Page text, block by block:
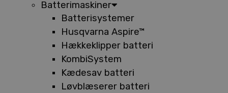
Batterimaskiner
Batterisystemer
Husqvarna Aspire™
Hækkeklipper batteri
KombiSystem
Kædesav batteri
Løvblæserer batteri